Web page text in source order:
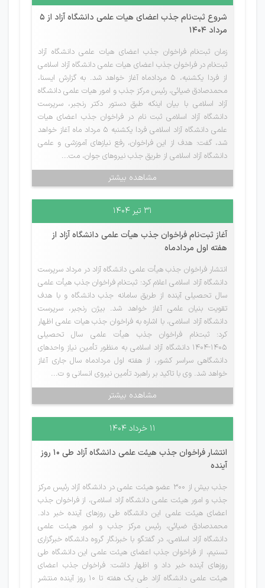
شروع ثبت‌نام جذب اعضای هیات علمی دانشگاه آزاد از 5
مرداد 1404
زمان ثبت‌نام فراخوان جذب اعضای هیات علمی دانشگاه آزاد
ثبت‌نام در فراخوان جذب اعضای هیات علمی دانشگاه آزاد اسلامی
از فردا یکشنبه، ۵ مردادماه آغاز خواهد شد. به گزارش ایسنا،
محمدصادق ضیائی، رئیس مرکز جذب و امور هیات علمی دانشگاه
آزاد اسلامی با بیان اینکه طبق دستور دکتر رنجبر، سرپرست
دانشگاه آزاد اسلامی ثبت نام در فراخوان جذب اعضای هیات
علمی دانشگاه آزاد اسلامی فردا یکشنبه ۵ مرداد ماه آغاز خواهد
شد، گفت: هدف از این فراخوان، رفع نیازهای آموزشی و علمی
دانشگاه آزاد اسلامی از طریق جذب نیروهای جوان، مت...
مشاهده بیشتر
۳۱ تیر ۱۴۰۴
آغاز ثبت‌نام فراخوان جذب هیأت علمی دانشگاه آزاد از
هفته اول مردادماه
انتشار فراخوان جذب هیأت علمی دانشگاه آزاد در مرداد سرپرست
دانشگاه آزاد اسلامی اعلام کرد: ثبت‌نام فراخوان جذب هیأت علمی
سال تحصیلی آینده از طریق سامانه جذب دانشگاه و با هدف
تقویت بنیان علمی آغاز خواهد شد. بیژن رنجبر، سرپرست
دانشگاه آزاد اسلامی، با اشاره به فراخوان جذب هیات علمی اظهار
کرد: ثبت‌نام فراخوان جذب هیأت علمی سال تحصیلی
۱۴۰۵-۱۴۰۴ دانشگاه آزاد اسلامی به منظور تأمین نیاز واحدهای
دانشگاهی سراسر کشور، از هفته اول مردادماه سال جاری آغاز
خواهد شد. وی با تاکید بر راهبرد تأمین نیروی انسانی و ت...
مشاهده بیشتر
۱۱ خرداد ۱۴۰۴
انتشار فراخوان جذب هیئت علمی دانشگاه آزاد طی 10 روز
آینده
جذب بیش از 300 عضو هیئت علمی در دانشگاه آزاد رئیس مرکز
جذب و امور هیئت علمی دانشگاه آزاد اسلامی، از فراخوان جذب
اعضای هیئت علمی این دانشگاه طی روزهای آینده خبر داد.
محمدصادق ضیائی، رئیس مرکز جذب و امور هیئت علمی
دانشگاه آزاد اسلامی، در گفتگو با خبرنگار گروه دانشگاه خبرگزاری
تسنیم، از فراخوان جذب اعضای هیئت علمی این دانشگاه طی
روزهای آینده خبر داد و اظهار داشت: فراخوان جذب اعضای
هیئت علمی دانشگاه آزاد طی یک هفته تا 10 روز آینده منتشر